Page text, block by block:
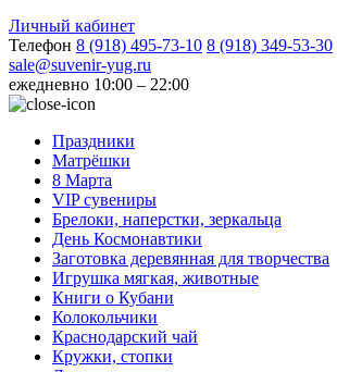
Личный кабинет
Телефон 8 (918) 495-73-10 8 (918) 349-53-30
sale@suvenir-yug.ru
ежедневно 10:00 – 22:00
Праздники
Матрёшки
8 Марта
VIP сувениры
Брелоки, наперстки, зеркальца
День Космонавтики
Заготовка деревянная для творчества
Игрушка мягкая, животные
Книги о Кубани
Колокольчики
Краснодарский чай
Кружки, стопки